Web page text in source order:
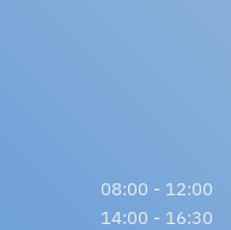
08:00 - 12:00
14:00 - 16:30